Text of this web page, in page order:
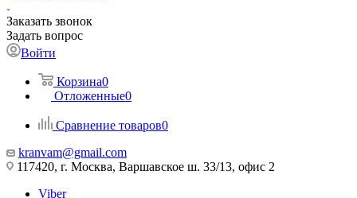
Заказать звонок
Задать вопрос
Войти
Корзина0
Отложенные0
Сравнение товаров0
kranvam@gmail.com
117420, г. Москва, Варшавское ш. 33/13, офис 2
Viber